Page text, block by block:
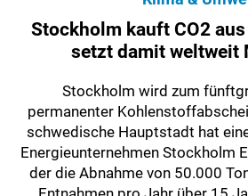
Stockholm kauft CO2
setzt damit weltweit
Stockholm wird zum
permanenter
schwedische Hauptstadt hat
Energieunternehmen Stockholm
der die Abnahme von 50.000